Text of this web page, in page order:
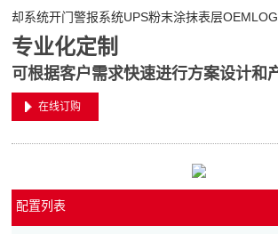
却系统开门警报系统UPS粉末涂抹表层
专业化定制
可根据客户需求快速进行方案设计和
在线订购
配置列表